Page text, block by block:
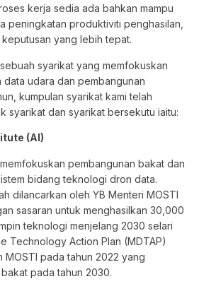
kerja sedia ada bahkan mampu
peningkatan produktiviti penghasilan,
yang lebih tepat.
syarikat yang memfokuskan
udara dan pembangunan
kumpulan syarikat kami telah
syarikat dan syarikat bersekutu iaitu:
(AI)
pembangunan bakat dan
bidang teknologi dron data.
dilancarkan oleh YB Menteri MOSTI
sasaran untuk menghasilkan 30,000
teknologi menjelang 2030 selari
Technology Action Plan (MDTAP)
MOSTI pada tahun 2022 yang
pada tahun 2030.